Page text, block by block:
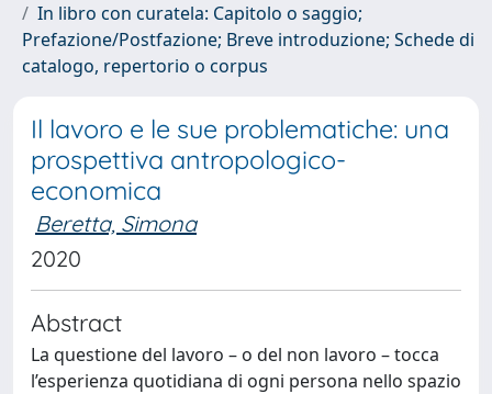
In libro con curatela: Capitolo o saggio;
Prefazione/Postfazione; Breve introduzione; Schede di
catalogo, repertorio o corpus
Il lavoro e le sue problematiche: una
prospettiva antropologico-
economica
Beretta, Simona
2020
Abstract
La questione del lavoro – o del non lavoro – tocca
l’esperienza quotidiana di ogni persona nello spazio